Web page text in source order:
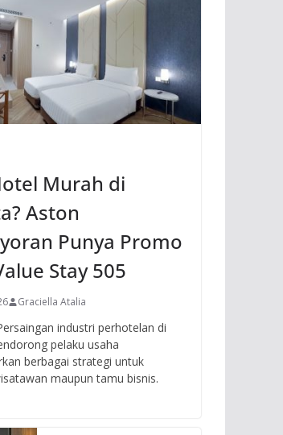
Murah di
Aston
Punya Promo
Stay 505
Graciella Atalia
industri perhotelan di
pelaku usaha
berbagai strategi untuk
maupun tamu bisnis.